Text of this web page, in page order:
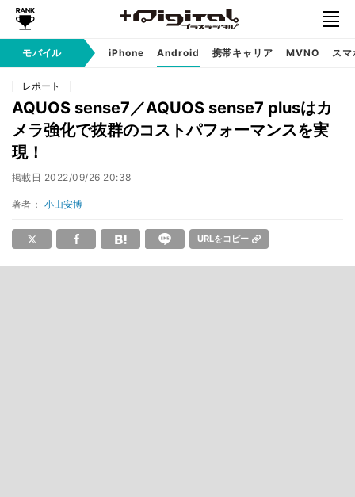
モバイル iPhone Android 携帯キャリア MVNO ス
レポート
AQUOS sense7／AQUOS sense7 plusはカ
メラ強化で抜群のコストパフォーマンスを実
現！
掲載日 2022/09/26 20:38
著者： 小山安博
URLをコピー